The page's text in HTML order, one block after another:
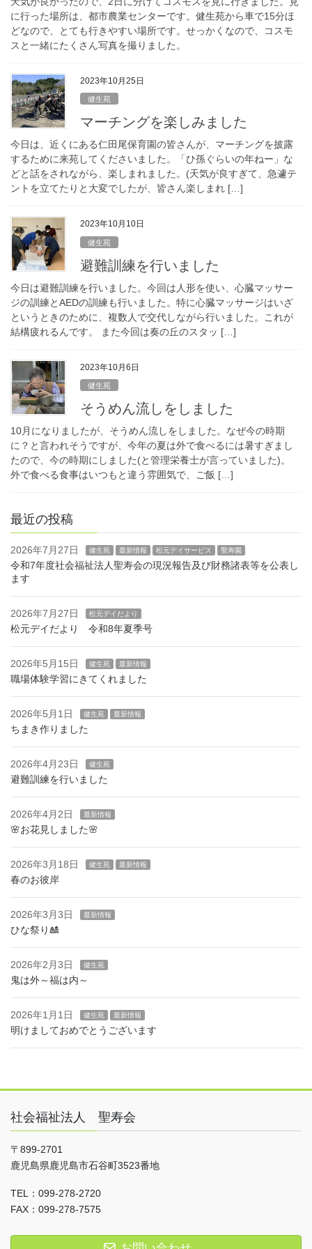
に行った場所は、都市農業センターです。健生苑から車で15分ほ
どなので、とても行きやすい場所です。せっかくなので、コスモ
スと一緒にたくさん写真を撮りました。
2023年10月25日
健生苑
マーチングを楽しみました
今日は、近くにある仁田尾保育園の皆さんが、マーチングを披露
するために来苑してくださいました。「ひ孫ぐらいの年ねー」な
どと話をされながら、楽しまれました。(天気が良すぎて、急遽テ
ントを立てたりと大変でしたが、皆さん楽しまれ […]
2023年10月10日
健生苑
避難訓練を行いました
今日は避難訓練を行いました。今回は人形を使い、心臓マッサー
ジの訓練とAEDの訓練も行いました。特に心臓マッサージはいざ
というときのために、複数人で交代しながら行いました。これが
結構疲れるんです。 また今回は奏の丘のスタッ […]
2023年10月6日
健生苑
そうめん流しをしました
10月になりましたが、そうめん流しをしました。なぜ今の時期
に？と言われそうですが、今年の夏は外で食べるには暑すぎまし
たので、今の時期にしました(と管理栄養士が言っていました)。
外で食べる食事はいつもと違う雰囲気で、ご飯 […]
最近の投稿
2026年7月27日 健生苑 最新情報 松元デイサービス 聖寿園
令和7年度社会福祉法人聖寿会の現況報告及び財務諸表等を公表し
ます
2026年7月27日 松元デイだより
松元デイだより 令和8年夏季号
2026年5月15日 健生苑 最新情報
職場体験学習にきてくれました
2026年5月1日 健生苑 最新情報
ちまき作りました
2026年4月23日 健生苑
避難訓練を行いました
2026年4月2日 最新情報
🌸お花見しました🌸
2026年3月18日 健生苑 最新情報
春のお彼岸
2026年3月3日 最新情報
ひな祭り🎎
2026年2月3日 健生苑
鬼は外～福は内～
2026年1月1日 健生苑 最新情報
明けましておめでとうございます
社会福祉法人 聖寿会
〒899-2701
鹿児島県鹿児島市石谷町3523番地
TEL：099-278-2720
FAX：099-278-7575